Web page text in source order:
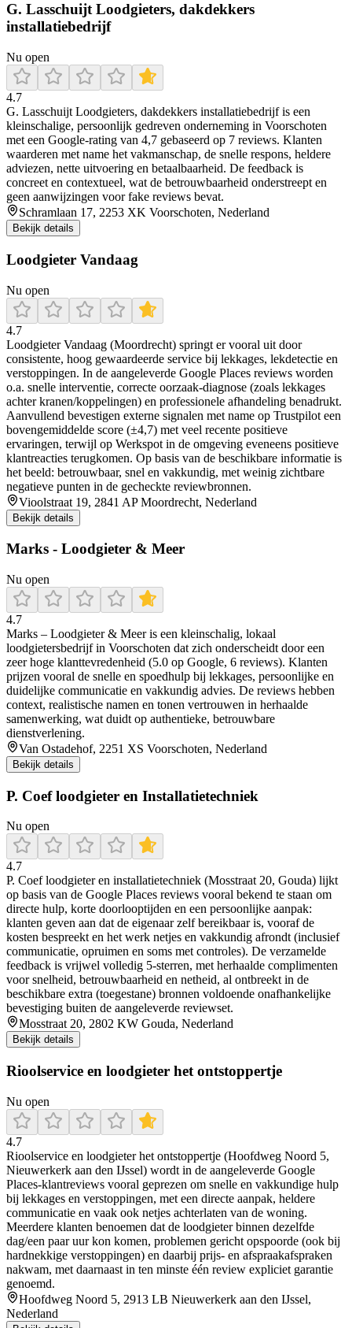
G. Lasschuijt Loodgieters, dakdekkers
installatiebedrijf
Nu open
4.7
G. Lasschuijt Loodgieters, dakdekkers installatiebedrijf is een
kleinschalige, persoonlijk gedreven onderneming in Voorschoten
met een Google-rating van 4,7 gebaseerd op 7 reviews. Klanten
waarderen met name het vakmanschap, de snelle respons, heldere
adviezen, nette uitvoering en betaalbaarheid. De feedback is
concreet en contextueel, wat de betrouwbaarheid onderstreept en
geen aanwijzingen voor fake reviews bevat.
Schramlaan 17, 2253 XK Voorschoten, Nederland
Bekijk details
Loodgieter Vandaag
Nu open
4.7
Loodgieter Vandaag (Moordrecht) springt er vooral uit door
consistente, hoog gewaardeerde service bij lekkages, lekdetectie en
verstoppingen. In de aangeleverde Google Places reviews worden
o.a. snelle interventie, correcte oorzaak-diagnose (zoals lekkages
achter kranen/koppelingen) en professionele afhandeling benadrukt.
Aanvullend bevestigen externe signalen met name op Trustpilot een
bovengemiddelde score (±4,7) met veel recente positieve
ervaringen, terwijl op Werkspot in de omgeving eveneens positieve
klantreacties terugkomen. Op basis van de beschikbare informatie is
het beeld: betrouwbaar, snel en vakkundig, met weinig zichtbare
negatieve punten in de gecheckte reviewbronnen.
Vioolstraat 19, 2841 AP Moordrecht, Nederland
Bekijk details
Marks - Loodgieter & Meer
Nu open
4.7
Marks – Loodgieter & Meer is een kleinschalig, lokaal
loodgietersbedrijf in Voorschoten dat zich onderscheidt door een
zeer hoge klanttevredenheid (5.0 op Google, 6 reviews). Klanten
prijzen vooral de snelle en spoedhulp bij lekkages, persoonlijke en
duidelijke communicatie en vakkundig advies. De reviews hebben
context, realistische namen en tonen vertrouwen in herhaalde
samenwerking, wat duidt op authentieke, betrouwbare
dienstverlening.
Van Ostadehof, 2251 XS Voorschoten, Nederland
Bekijk details
P. Coef loodgieter en Installatietechniek
Nu open
4.7
P. Coef loodgieter en installatietechniek (Mosstraat 20, Gouda) lijkt
op basis van de Google Places reviews vooral bekend te staan om
directe hulp, korte doorlooptijden en een persoonlijke aanpak:
klanten geven aan dat de eigenaar zelf bereikbaar is, vooraf de
kosten bespreekt en het werk netjes en vakkundig afrondt (inclusief
communicatie, opruimen en soms met controles). De verzamelde
feedback is vrijwel volledig 5-sterren, met herhaalde complimenten
voor snelheid, betrouwbaarheid en netheid, al ontbreekt in de
beschikbare extra (toegestane) bronnen voldoende onafhankelijke
bevestiging buiten de aangeleverde reviewset.
Mosstraat 20, 2802 KW Gouda, Nederland
Bekijk details
Rioolservice en loodgieter het ontstoppertje
Nu open
4.7
Rioolservice en loodgieter het ontstoppertje (Hoofdweg Noord 5,
Nieuwerkerk aan den IJssel) wordt in de aangeleverde Google
Places-klantreviews vooral geprezen om snelle en vakkundige hulp
bij lekkages en verstoppingen, met een directe aanpak, heldere
communicatie en vaak ook netjes achterlaten van de woning.
Meerdere klanten benoemen dat de loodgieter binnen dezelfde
dag/een paar uur kon komen, problemen gericht opspoorde (ook bij
hardnekkige verstoppingen) en daarbij prijs- en afspraakafspraken
nakwam, met daarnaast in ten minste één review expliciet garantie
genoemd.
Hoofdweg Noord 5, 2913 LB Nieuwerkerk aan den IJssel,
Nederland